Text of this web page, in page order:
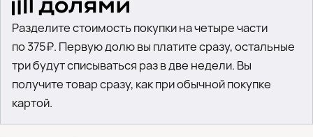
Разделите стоимость покупки на четыре части
по 375₽. Первую долю вы платите сразу, остальные
три будут списываться раз в две недели. Вы
получите товар сразу, как при обычной покупке
картой.